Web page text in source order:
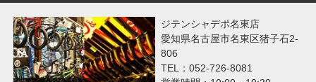
ジテンシャデポ名東店
愛知県名古屋市名東区猪子石2-
806
TEL：052-726-8081